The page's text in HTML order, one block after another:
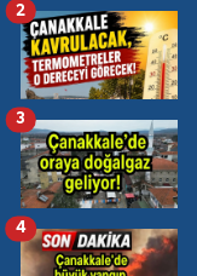
2
3
4